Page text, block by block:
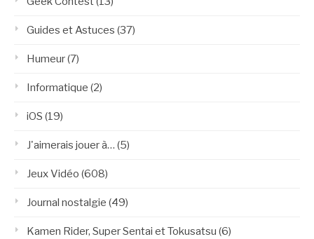
Guides et Astuces (37)
Humeur(7)
Informatique (2)
iOS (19)
J'aimerais jouer à… (5)
Jeux Vidéo (608)
Journal nostalgie (49)
Kamen Rider, Super Sentai et Tokusatsu (6)